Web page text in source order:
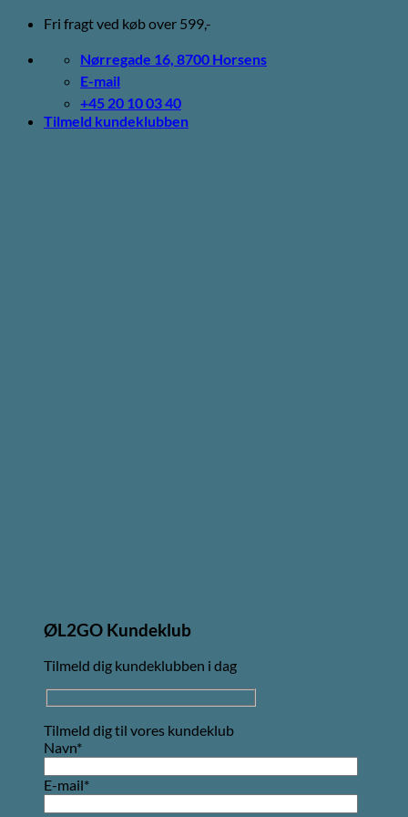
Fortsæt
indhold
Fri fragt ved køb over 599,-
Nørregade 16, 8700 Horsens
E-mail
+45 20 10 03 40
Tilmeld kundeklubben
ØL2GO Kundeklub
Tilmeld dig kundeklubben i dag
Tilmeld dig til vores kundeklub
Navn*
E-mail*